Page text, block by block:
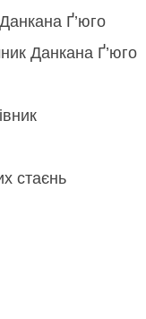
Ґ’юго
Данкана Ґ’юго
стаєнь